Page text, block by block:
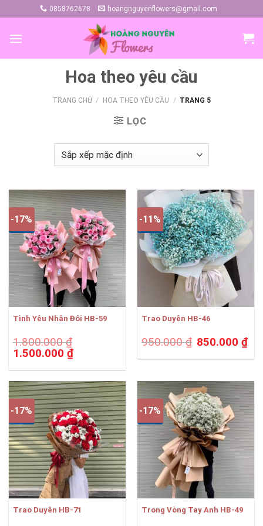
to
content
0858762678 hoangnguyenflowers@gmail.com
Hoa theo yêu cầu
TRANG CHỦ / HOA THEO YÊU CẦU / TRANG 5
LỌC
-17%
Tình Yêu Nhân Đôi HB-59
1.800.000₫
Giá
gốc
1.800.000 ₫.
1.500.000 ₫Giá
hiện
là:
1.500.000 ₫.
-11%
Trao Duyên HB-46
950.000₫ Giá
gốc
950.000 ₫.
850.000₫Giá
là:
-17%
Trao Duyên HB-71
-17%
Trong Vòng Tay Anh HB-49